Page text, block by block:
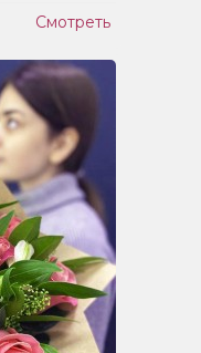
Смотреть